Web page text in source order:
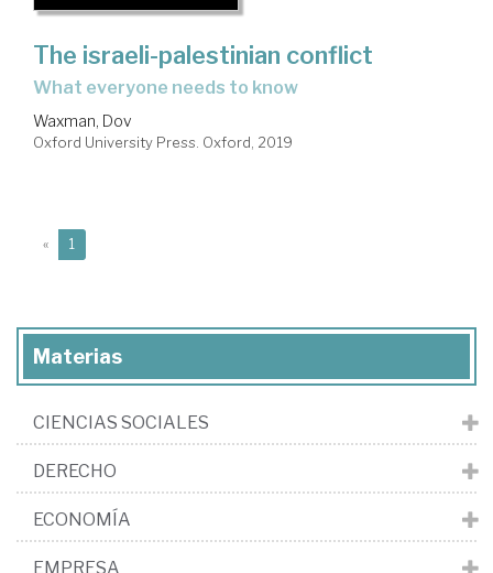
The israeli-palestinian conflict
what everyone needs to know
Waxman, Dov
Oxford University Press. Oxford, 2019
« 1
Materias
CIENCIAS SOCIALES
DERECHO
ECONOMÍA
EMPRESA